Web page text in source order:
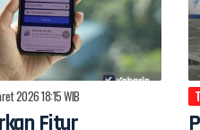
2026 18:15 WIB
Fitur